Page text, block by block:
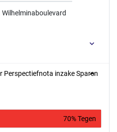
Perspectiefnota inzake Sparen
70% Tegen